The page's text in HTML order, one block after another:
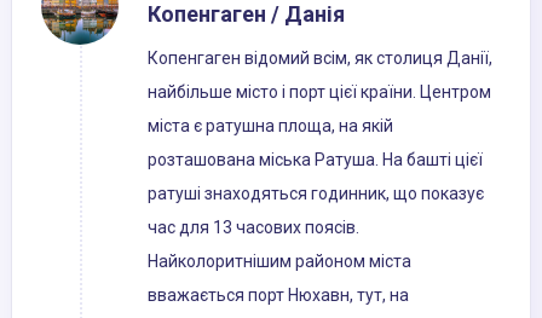
Копенгаген / Данія
Копенгаген відомий всім, як столиця Данії,
найбільше місто і порт цієї країни. Центром
міста є ратушна площа, на якій
розташована міська Ратуша. На башті цієї
ратуші знаходяться годинник, що показує
час для 13 часових поясів.
Найколоритнішим районом міста
вважається порт Нюхавн, тут, на